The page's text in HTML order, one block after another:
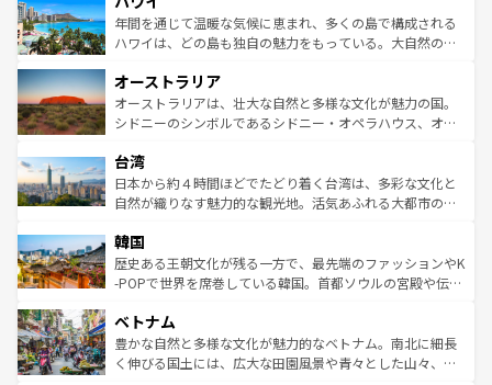
着のスイス情報はコンテンツ一覧 を参照してほしい。
ンメントが詰まった刺激的なスポットだ。一方、アメリカ
西部には大自然が広がり、グランドキャニオンやイエロー
部のニューオーリンズでは、音楽と美食が融合した独特の
文化が魅力。旅行者はアメリカの各地域で異なる魅力を楽
しみながら、その多様性と豊かな歴史を感じることができ
ならではの贅沢な旅のスタイルだ。 なお、新着のアメリカ
情報はコンテンツ一覧を参照してほしい。
年間を通じて温暖な気候に恵まれ、多くの島で構成される
ハワイは、どの島も独自の魅力をもっている。大自然の神
ワイ島は見逃せない。また、定番の観光地といえばオアフ
島だが、静かな自然を求めるならマウイ島やカウアイ島が
おすすめ。エメラルドグリーンに輝く海をはじめ、豊かな
れるおもてなしの心で訪れる人々を迎えてくれるハワイの
人々、おいしいローカルフードやハワイアンミュージッ
ク、伝統的なフラダンスなど、すべてがハワイの魅力を彩
ワイを、存分に味わってほしい。 なお、新着のハワイ情報
はコンテンツ一覧を参照してほしい。
オーストラリア
オーストラリアは、壮大な自然と多様な文化が魅力の国。
シドニーのシンボルであるシドニー・オペラハウス、オー
リアリーフや大陸中央部にそびえるウルル（エアーズロッ
ク）、タスマニアの美しい原生林やケアンズの熱帯雨林な
ど、見どころがたくさん。また、カフェやワイン、オージ
いる。アクティビティも充実しており、サーフィンやダイ
ビング、ハイキングなど、アウトドア好きにはたまらな
い。オーストラリアの多彩な魅力を存分に味わいつくそ
参照してほしい。
台湾
日本から約４時間ほどでたどり着く台湾は、多彩な文化と
自然が織りなす魅力的な観光地。活気あふれる大都市の台
ン）、静ひつな山岳地帯である台湾東部など、都市の喧騒
と山間の静けさが共存しており、訪れる人に新しい発見と
驚きをもたらしてくれる。また、奥深い台湾の食文化も魅
容にもいいと評判のスイーツなど、バラエティ豊かな料理
が味わえる。 なお、新着の台湾情報は コンテンツ一覧を参
照してほしい。
韓国
歴史ある王朝文化が残る一方で、最先端のファッションやK
-POPで世界を席巻している韓国。首都ソウルの宮殿や伝統
き、地方に足を延ばせば四季折々の自然美を楽しむことが
できる。そして、キムチや焼肉、絶品のストリートフード
まで、さまざまな韓国料理が待っている。夜には、韓国な
ベトナム
豊かな自然と多様な文化が魅力的なベトナム。南北に細長
く伸びる国土には、広大な田園風景や青々とした山々、世